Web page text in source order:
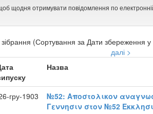
щодня отримувати повідомлення по
(Сортування за Дати збереження
далі >
Назва
гру-1903
№52: Αποστολικον
Γεννησιν στον №52